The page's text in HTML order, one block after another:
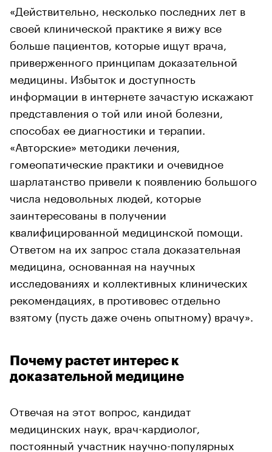
«Действительно, несколько последних лет в
своей клинической практике я вижу все
больше пациентов, которые ищут врача,
приверженного принципам доказательной
медицины. Избыток и доступность
информации в интернете зачастую искажают
представления о той или иной болезни,
способах ее диагностики и терапии.
«Авторские» методики лечения,
гомеопатические практики и очевидное
шарлатанство привели к появлению большого
числа недовольных людей, которые
заинтересованы в получении
квалифицированной медицинской помощи.
Ответом на их запрос стала доказательная
медицина, основанная на научных
исследованиях и коллективных клинических
рекомендациях, в противовес отдельно
взятому (пусть даже очень опытному) врачу».
Почему растет интерес к
доказательной медицине
Отвечая на этот вопрос, кандидат
медицинских наук, врач-кардиолог,
постоянный участник научно-популярных